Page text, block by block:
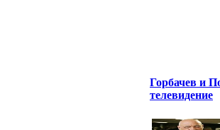
Горбачев и
телевидение